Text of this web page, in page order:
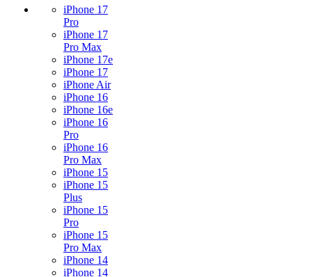
iPhone 17
Pro
iPhone 17
Pro Max
iPhone 17e
iPhone 17
iPhone Air
iPhone 16
iPhone 16e
iPhone 16
Pro
iPhone 16
Pro Max
iPhone 15
iPhone 15
Plus
iPhone 15
Pro
iPhone 15
Pro Max
iPhone 14
iPhone 14